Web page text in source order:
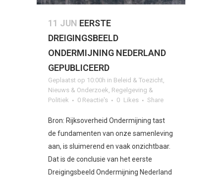
11 JUN EERSTE
DREIGINGSBEELD
ONDERMIJNING NEDERLAND
GEPUBLICEERD
Geplaatst op 10:00h in Beleid & Toezicht
Nieuws & Onderzoek Regelgeving &
Politiek
0 Reactie's 0 Likes Share
Bron: Rijksoverheid Ondermijning tast
de fundamenten van onze samenleving
aan, is sluimerend en vaak onzichtbaar.
Dat is de conclusie van het eerste
Dreigingsbeeld Ondermijning Nederland